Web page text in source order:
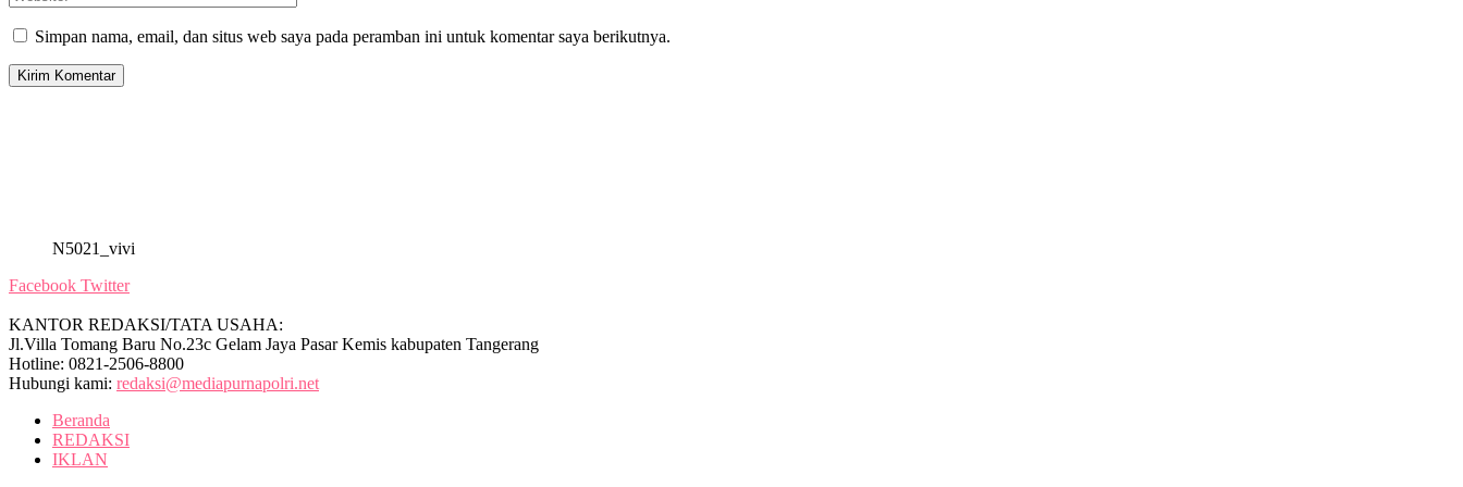
Simpan nama, email, dan situs web saya pada peramban ini untuk komentar saya berikutnya.
N5021_vivi
Facebook Twitter
KANTOR REDAKSI/TATA USAHA:
Jl.Villa Tomang Baru No.23c Gelam Jaya Pasar Kemis kabupaten Tangerang
Hotline: 0821-2506-8800
Hubungi kami: redaksi@mediapurnapolri.net
Beranda
REDAKSI
IKLAN